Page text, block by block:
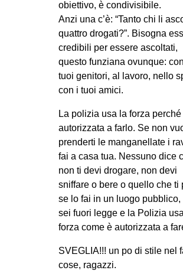
obiettivo, è condivisibile.
Anzi una c’è: “Tanto chi li
quattro drogati?”. Bisogna
credibili per essere ascoltati,
questo funziana ovunque:
tuoi genitori, al lavoro, nello
con i tuoi amici.
La polizia usa la forza perché
autorizzata a farlo. Se non
prenderti le manganellate i
fai a casa tua. Nessuno dice
non ti devi drogare, non devi
sniffare o bere o quello che ti
se lo fai in un luogo pubblico,
sei fuori legge e la Polizia
forza come è autorizzata a
SVEGLIA!!! un po di stile nel
cose, ragazzi.